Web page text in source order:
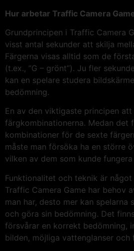
Hur arbetar Traffic Camera
Grundprincipen i Traffic Camera
visst antal sekunder att skilja
Färgerna visas alltid som de
(t.ex., “G – grönt”). Ju fler
kan en spelare studera
bedömning.
En av den viktigaste principen
färgkombinationerna. Medan det
kombinationer för de sexte
måste man försöka ha en större
vilken av dem som kunde
Funktionalitet och teknik är
Traffic Camera Game har behov
man har, desto mer kan spelarna
och göra sin bedömning. Det
försvårar en korrekt bedömning,
bilden, möjliga vattenglanser och